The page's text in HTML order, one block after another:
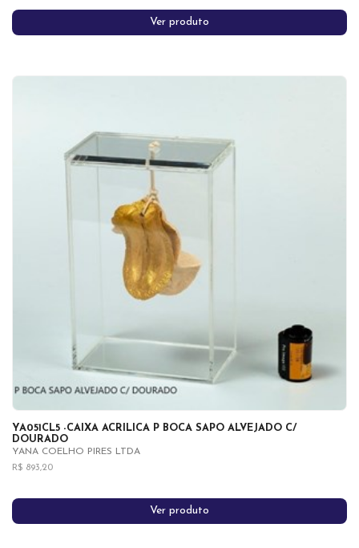
Ver produto
YA051CL5 -CAIXA ACRILICA P BOCA SAPO ALVEJADO C/
DOURADO
YANA COELHO PIRES LTDA
R$ 893,20
Ver produto